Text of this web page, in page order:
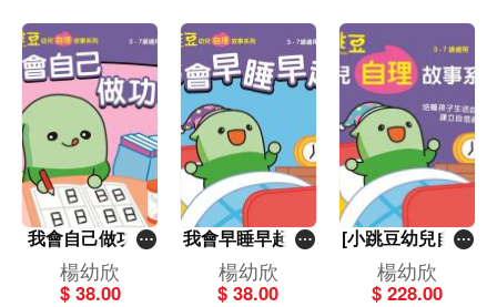
我會自己做功課
[小跳豆幼兒自理
故事系列](新雅‧
楊幼欣
$ 38.00
我會早睡早起[小
跳豆幼兒自理故
事系列](新雅‧點
楊幼欣
$ 38.00
[小跳豆幼兒自理
故事系列]共6冊
(新雅‧點讀樂園)
楊幼欣
$ 228.00